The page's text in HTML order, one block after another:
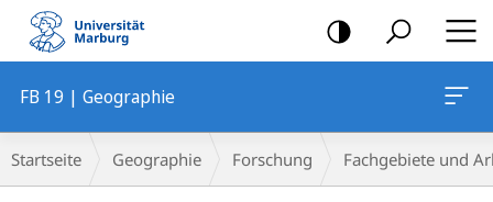
Mobile-
Navigation
FB 19 | Geographie
Breadcrumb-
Navigation
Startseite Geographie Forschung Fachgebiete und